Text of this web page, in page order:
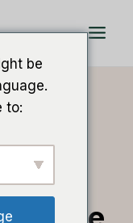
be
to: